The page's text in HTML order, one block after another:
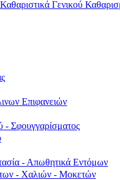
Γενικού
Επιφανειών
Σφουγγαρίσματος
- Απωθητικά Εντόμων
- Χαλιών - Μοκετών